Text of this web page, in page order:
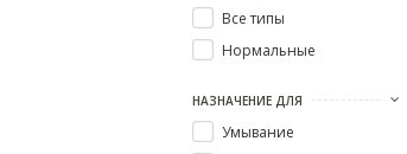
Все типы
Нормальные
НАЗНАЧЕНИЕ ДЛЯ
Умывание